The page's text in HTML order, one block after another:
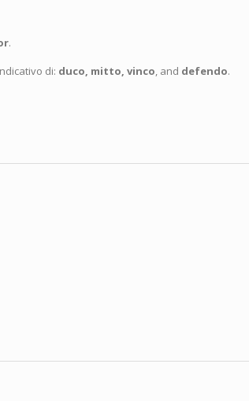
.
di: duco, mitto, vinco , and defendo.